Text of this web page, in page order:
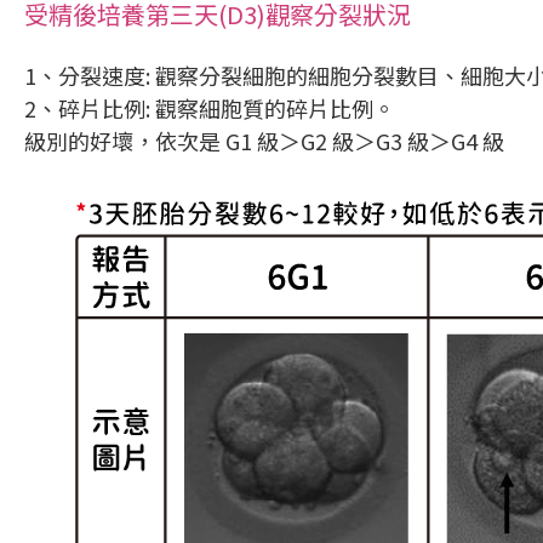
受精後培養第三天(D3)觀察分裂狀況
1、分裂速度: 觀察分裂細胞的細胞分裂數目、細胞大
2、碎片比例: 觀察細胞質的碎片比例。
級別的好壞，依次是 G1 級＞G2 級＞G3 級＞G4 級